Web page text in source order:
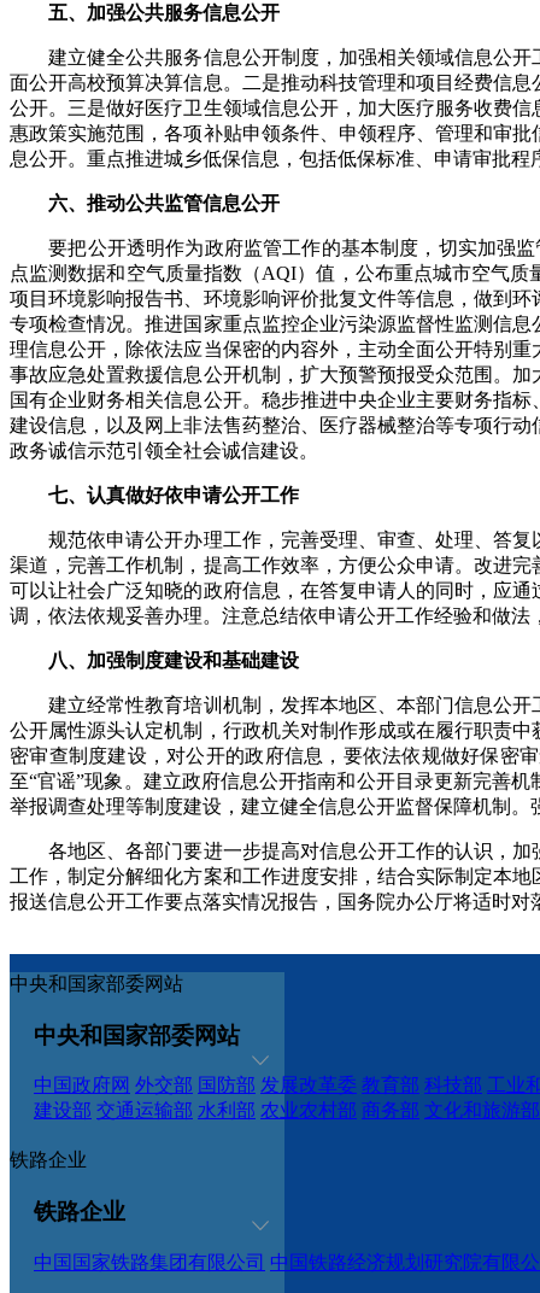
五、加强公共服务信息公开
建立健全公共服务信息公开制度，加强相关领域信息公开
面公开高校预算决算信息。二是推动科技管理和项目经费信
公开。三是做好医疗卫生领域信息公开，加大医疗服务收费
惠政策实施范围，各项补贴申领条件、申领程序、管理和审
息公开。重点推进城乡低保信息，包括低保标准、申请审批
六、推动公共监管信息公开
要把公开透明作为政府监管工作的基本制度，切实加强监
点监测数据和空气质量指数（AQI）值，公布重点城市空气
项目环境影响报告书、环境影响评价批复文件等信息，做到
专项检查情况。推进国家重点监控企业污染源监督性监测信
理信息公开，除依法应当保密的内容外，主动全面公开特别
事故应急处置救援信息公开机制，扩大预警预报受众范围。
国有企业财务相关信息公开。稳步推进中央企业主要财务指
建设信息，以及网上非法售药整治、医疗器械整治等专项行
政务诚信示范引领全社会诚信建设。
七、认真做好依申请公开工作
规范依申请公开办理工作，完善受理、审查、处理、答复
渠道，完善工作机制，提高工作效率，方便公众申请。改进
可以让社会广泛知晓的政府信息，在答复申请人的同时，应
调，依法依规妥善办理。注意总结依申请公开工作经验和做
八、加强制度建设和基础建设
建立经常性教育培训机制，发挥本地区、本部门信息公开
公开属性源头认定机制，行政机关对制作形成或在履行职责
密审查制度建设，对公开的政府信息，要依法依规做好保密
至“官谣”现象。建立政府信息公开指南和公开目录更新完善
举报调查处理等制度建设，建立健全信息公开监督保障机制
各地区、各部门要进一步提高对信息公开工作的认识，加
工作，制定分解细化方案和工作进度安排，结合实际制定本
报送信息公开工作要点落实情况报告，国务院办公厅将适时对
中央和国家部委网站
中央和国家部委网站
中国政府网 外交部 国防部 发展改革委 教育部 科技部 工业
建设部 交通运输部 水利部 农业农村部 商务部 文化和旅游部
铁路企业
铁路企业
中国国家铁路集团有限公司 中国铁路经济规划研究院有限